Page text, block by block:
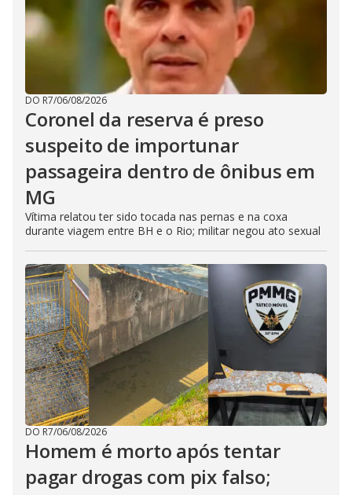
DO R7/06/08/2026
Coronel da reserva é preso
suspeito de importunar
passageira dentro de ônibus em
MG
Vítima relatou ter sido tocada nas pernas e na coxa
durante viagem entre BH e o Rio; militar negou ato sexual
DO R7/06/08/2026
Homem é morto após tentar
pagar drogas com pix falso;